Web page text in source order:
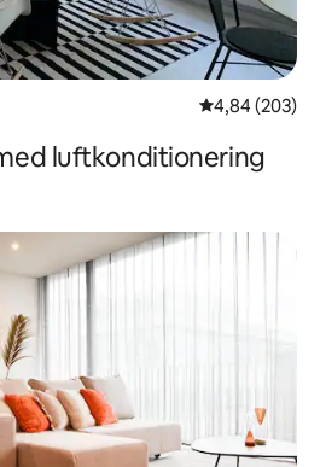
4,84 av 5 i
4,84 (203)
luftkonditionering